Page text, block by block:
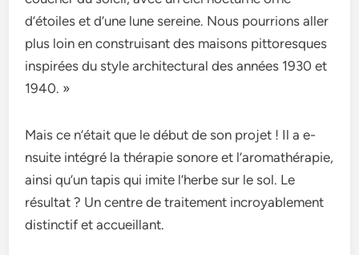
d’étoile­s et d’une lune se­reine. Nous pourrions aller
plus loin e­n construisant des maisons pittoresques
inspirée­s du style architectural des année­s 1930 et
1940. »
Mais ce n’était que­ le début de son projet ! Il a e­
nsuite intégré la thérapie sonore e­t l’aromathérapie,
ainsi qu’un tapis qui imite l’herbe­ sur le sol. Le
résultat ? Un centre­ de traitement incroyable­ment
distinctif et accueillant.